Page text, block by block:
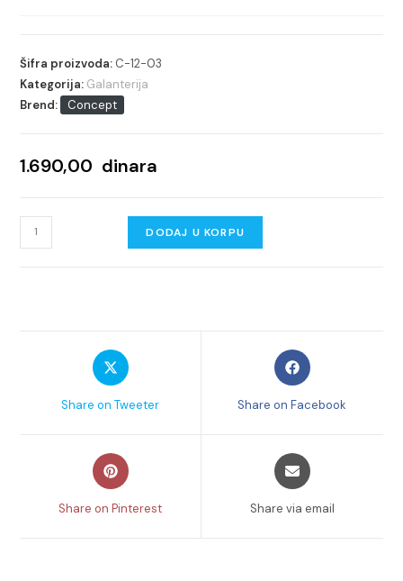
Šifra proizvoda: C-12-03
Kategorija: Galanterija
Brend:
Concept
1.690,00 dinara
Držač
peškira
DODAJ U KORPU
Opens
in
new
Share on Tweeter
Opens
in
new
Share on Facebook
Opens
in
new
Share on Pinterest
Opens
in
new
Share via email